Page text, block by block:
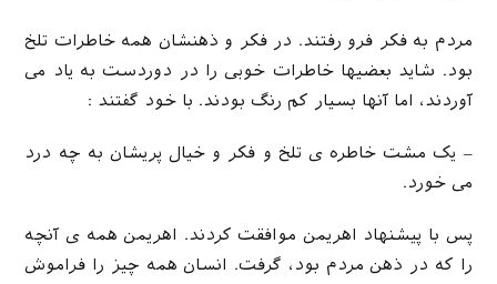
مردم به فکر فرو رفتند. در فکر و ذهنشان همه خاطرات تلخ
بود. شاید بعضیها خاطرات خوبی را در دوردست به یاد می
آوردند، اما آنها بسیار کم رنگ بودند. با خود گفتند :
– یک مشت خاطره ی تلخ و فکر و خیال پریشان به چه درد
می خورد.
پس با پیشنهاد اهریمن موافقت کردند. اهریمن همه ی آنچه
را که در ذهن مردم بود، گرفت. انسان همه چیز را فراموش